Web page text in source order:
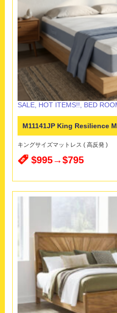
SALE HOT ITEMS!! BED
M11141JP King Resilience
キングサイズマットレス ( 高反発 )
$995→$795